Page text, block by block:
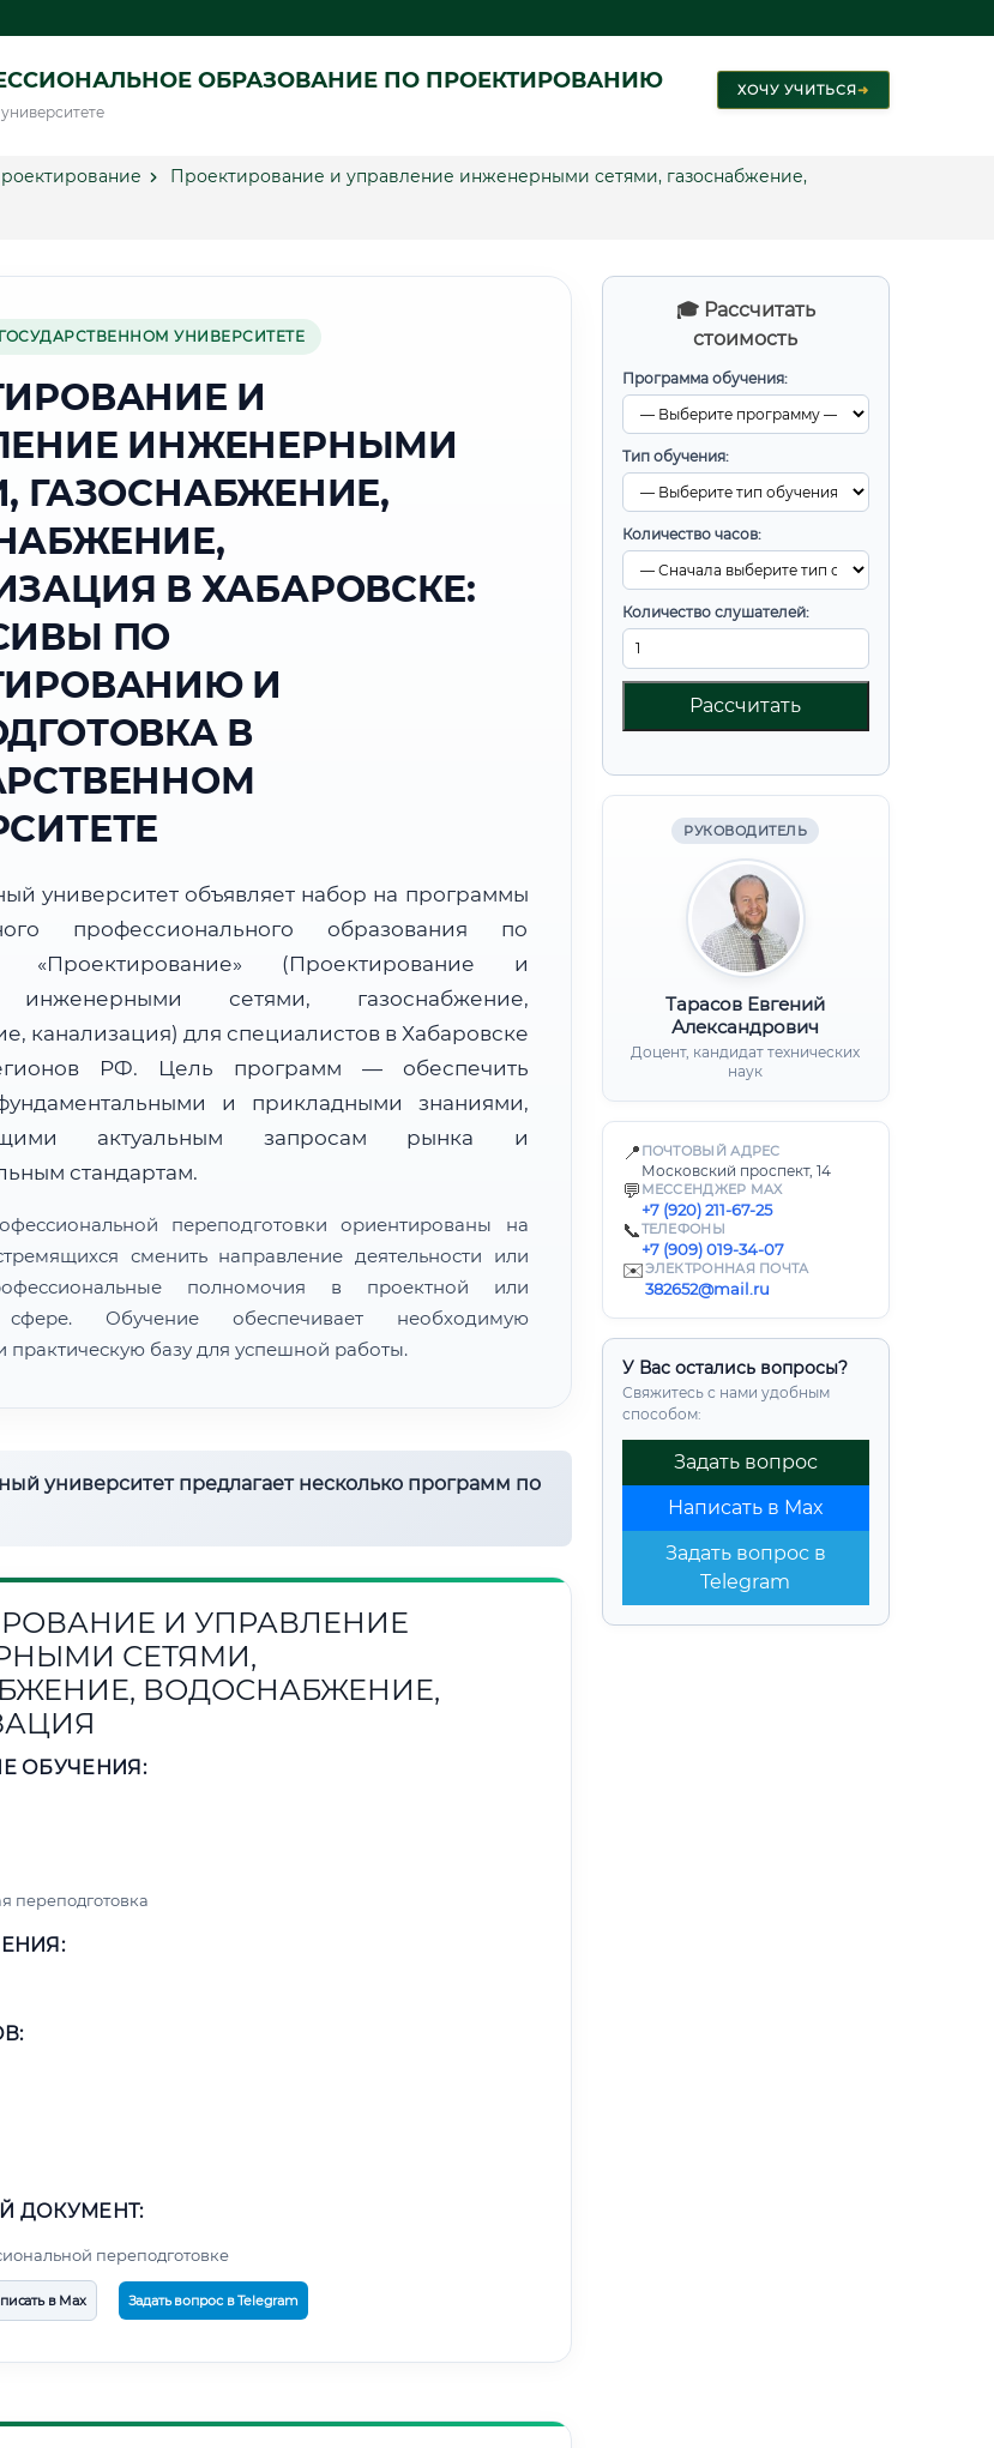
ОБРАЗОВАНИЕ ПО ПРОЕКТИРОВАНИЮ ХОЧУ УЧИТЬСЯ➜
Проектирование и управление инженерными сетями, газоснабжение,
🎓 Рассчитать
стоимость
Программа обучения:
Тип обучения:
Количество часов:
Количество слушателей:
Рассчитать
РУКОВОДИТЕЛЬ
Тарасов Евгений
Александрович
Доцент, кандидат технических
наук
📍 ПОЧТОВЫЙ АДРЕС
Московский проспект, 14
💬 МЕССЕНДЖЕР MAX
+7 (920) 211-67-25
📞ТЕЛЕФОНЫ
+7 (909) 019-34-07
✉️ЭЛЕКТРОННАЯ ПОЧТА
382652@mail.ru
У Вас остались вопросы?
Свяжитесь с нами удобным
способом:
Задать вопрос
Написать в Max
Задать вопрос в
Telegram
УНИВЕРСИТЕТЕ
И
ИНЖЕНЕРНЫМИ
ГАЗОСНАБЖЕНИЕ,
В ХАБАРОВСКЕ:
ПО
И
В
университет объявляет набор на программы
профессионального образования по
«Проектирование» (Проектирование и
инженерными сетями, газоснабжение,
канализация) для специалистов в Хабаровске
РФ. Цель программ — обеспечить
и прикладными знаниями,
актуальным запросам рынка и
стандартам.
переподготовки ориентированы на
сменить направление деятельности или
полномочия в проектной или
сфере. Обучение обеспечивает необходимую
практическую базу для успешной работы.
университет предлагает несколько программ по
И УПРАВЛЕНИЕ
СЕТЯМИ,
ВОДОСНАБЖЕНИЕ,
ОБУЧЕНИЯ:
переподготовка
ДОКУМЕНТ:
переподготовке
в Max Задать вопрос в Telegram